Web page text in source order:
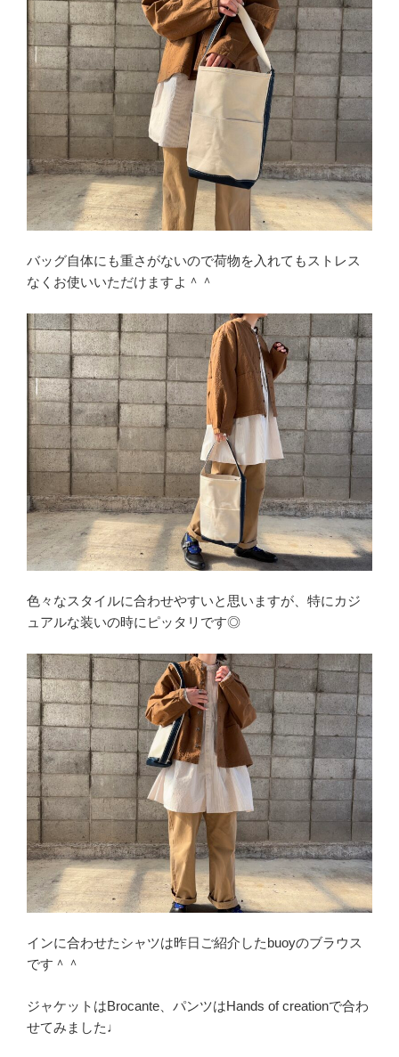
バッグ自体にも重さがないので荷物を入れてもストレス
なくお使いいただけますよ＾＾
色々なスタイルに合わせやすいと思いますが、特にカジ
ュアルな装いの時にピッタリです◎
インに合わせたシャツは昨日ご紹介したbuoyのブラウス
です＾＾
ジャケットはBrocante、パンツはHands of creationで合わ
せてみました♩